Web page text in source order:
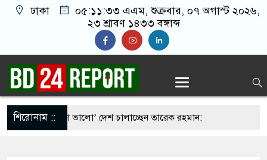
ঢাকা ০৫:১১:৩৪ এএম, শুক্রবার, ০৭ অগাস্ট ২০২৬,
২৩ শ্রাবণ ১৪৩৩ বঙ্গাব্দ
শিরোনাম ::
‘হাজারগুণ ভালো’ দেশ চালাচ্ছেন তারেক রহমান: